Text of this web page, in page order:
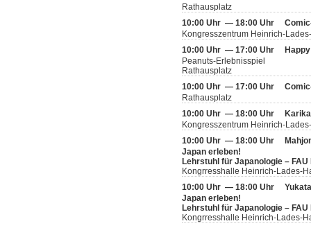
Rathausplatz
10:00 Uhr — 18:00 Uhr
Kongresszentrum Heinrich-
10:00 Uhr — 17:00 Uhr
Peanuts-Erlebnisspiel
Rathausplatz
10:00 Uhr — 17:00 Uhr
Rathausplatz
10:00 Uhr — 18:00 Uhr
Kongresszentrum Heinrich-
10:00 Uhr — 18:00 Uhr
Japan erleben!
Lehrstuhl für Japanologie –
Kongrresshalle Heinrich-Lades-
10:00 Uhr — 18:00 Uhr
Japan erleben!
Lehrstuhl für Japanologie –
Kongrresshalle Heinrich-Lades-